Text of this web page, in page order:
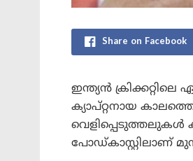
Share on Facebook
ഇന്ത്യൻ
ക്യാപ്റ്റനായ
വെളിപ്പെടുത്തലുകൾ
പോഡ്‌കാസ്റ്റിലാണ്